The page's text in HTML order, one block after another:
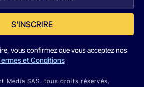
S'INSCRIRE
vous confirmez que vous acceptez nos
et Conditions
Media SAS. tous droits réservés.